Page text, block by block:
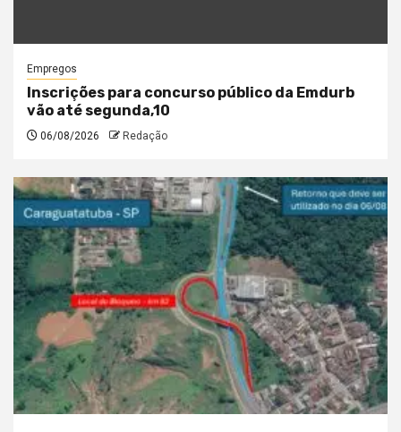
Empregos
Inscrições para concurso público da Emdurb
vão até segunda,10
06/08/2026 Redação